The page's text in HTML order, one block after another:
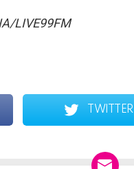
LIVE99FM
TWITTER